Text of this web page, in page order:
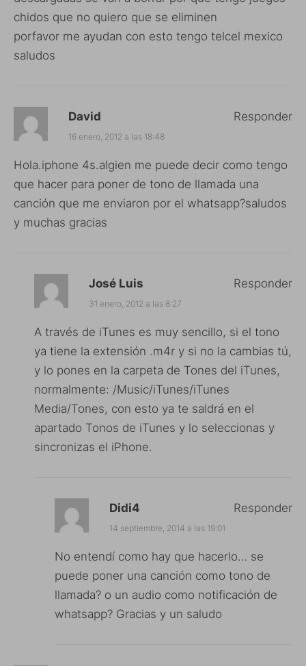
chidos que no quiero que se eliminen
porfavor me ayudan con esto tengo telcel mexico
saludos
David
16 enero, 2012 a las 18:48
Hola.iphone 4s.algien me puede decir como tengo
que hacer para poner de tono de llamada una
canción que me enviaron por el whatsapp?saludos
y muchas gracias
Responder
José Luis
31 enero, 2012 a las 8:27
A través de iTunes es muy sencillo, si el tono
ya tiene la extensión .m4r y si no la cambias tú,
y lo pones en la carpeta de Tones del iTunes,
normalmente: /Music/iTunes/iTunes
Media/Tones, con esto ya te saldrá en el
apartado Tonos de iTunes y lo seleccionas y
sincronizas el iPhone.
Responder
Didi4
14 septiembre, 2014 a las 19:01
No entendí como hay que hacerlo… se
puede poner una canción como tono de
llamada? o un audio como notificación de
whatsapp? Gracias y un saludo
Responder